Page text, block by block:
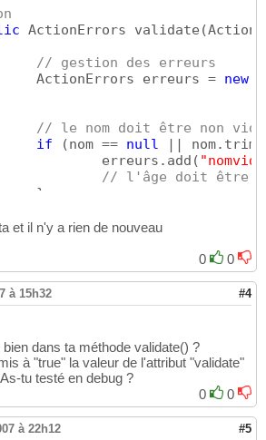
ActionErrors validate (
// gestion des erreurs
		ActionErrors erreurs =
new
// le nom doit être non vide
if
(nom == null || nom.trim
			erreurs.add
(
// l'âge doit être
}
			erreurs.add
// l'âge doit être
if (!age.matches("^
				erreurs.add
// on rend
}
// if
// on rend la liste
return erreurs;
et il n'y a rien de nouveau
0
0
à 15h32 #4
dans ta méthode validate() ?
à "true" la valeur de l'attribut "validate"
tu testé en debug ?
0
0
à 22h12 #5